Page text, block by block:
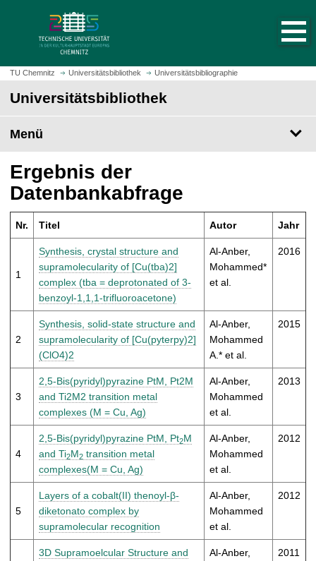
z
m
t
e
i
t
u
f
u
f
TU Chemnitz Universitätsbibliothek Universitätsbibliographie
Universitätsbibliothek
Menü
Ergebnis der
Datenbankabfrage
Nr. Titel Autor Jahr
1
Synthesis, crystal structure and
supramolecularity of [Cu(tba)2]
complex (tba = deprotonated of 3-
benzoyl-1,1,1-trifluoroacetone)
Al-Anber,
Mohammed*
et al.
2016
2
Synthesis, solid-state structure and
supramolecularity of [Cu(pyterpy)2]
(ClO4)2
Al-Anber,
Mohammed
A.* et al.
2015
3
2,5-Bis(pyridyl)pyrazine PtM, Pt2M
and Ti2M2 transition metal
complexes (M = Cu, Ag)
Al-Anber,
Mohammed
et al.
2013
4
2,5-Bis(pyridyl)pyrazine PtM, Pt2M
and Ti2M2 transition metal
complexes(M = Cu, Ag)
Al-Anber,
Mohammed
et al.
2012
5
Layers of a cobalt(II) thenoyl-β-
diketonato complex by
supramolecular recognition
Al-Anber,
Mohammed
et al.
2012
3D Supramoelcular Structure and
Al-Anber,
2011